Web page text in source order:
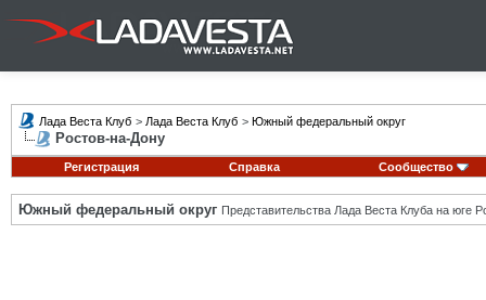
Лада Веста Клуб > Лада Веста Клуб > Южный федеральный округ
Ростов-на-Дону
Регистрация Справка Сообщество
Южный федеральный округ Представительства Лада Веста Клуба на юге